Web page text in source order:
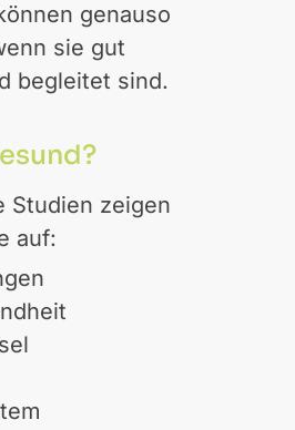
genauso
sie gut
begleitet sind.
Studien zeigen
auf: